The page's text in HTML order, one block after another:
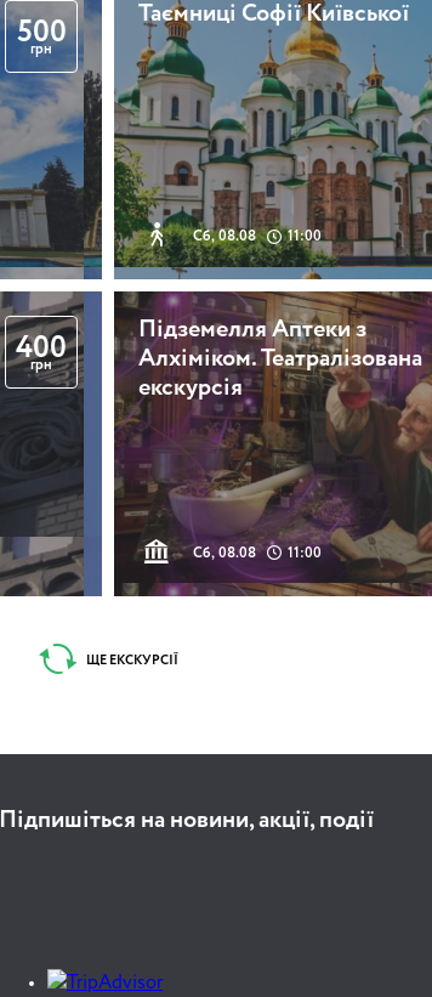
500
грн
Таємниці Софії Київської
Сб, 08.08 11:00
400
грн
Підземелля Аптеки з
Алхіміком. Театралізована
екскурсія
Сб, 08.08 11:00
ЩЕ ЕКСКУРСІЇ
Підпишіться на новини, акції, події